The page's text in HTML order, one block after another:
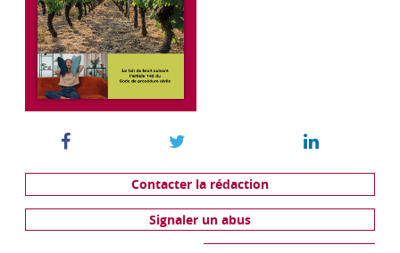
Contacter la rédaction
Signaler un abus